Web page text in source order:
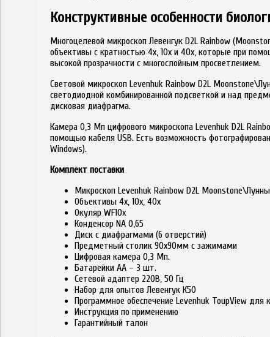
Конструктивные особенности
Многоцелевой микроскоп Левенгук D2L Rainbow
объективы с кратностью 4х, 10х и 40х, которые при
высокой прозрачности с многослойным просветлением.
Световой микроскоп Levenhuk Rainbow D2L
светодиодной комбинированной подсветкой и над
дисковая диафрагма.
Камера 0,3 Мп цифрового микроскопа Levenhuk D2L
помощью кабеля USB. Есть возможность
Windows).
Комплект поставки
Микроскоп Levenhuk Rainbow D2L
Объективы 4х, 10х, 40х
Окуляр WF10x
Конденсор NA 0,65
Диск с диафрагмами (6 отверстий)
Предметный столик 90х90мм с зажимами
Цифровая камера 0,3 Мп.
Батарейки АА – 3 шт.
Сетевой адаптер 220В, 50 Гц
Набор для опытов Левенгук К50
Программное обеспечение Levenhuk ToupView для
Инструкция по применению
Гарантийный талон